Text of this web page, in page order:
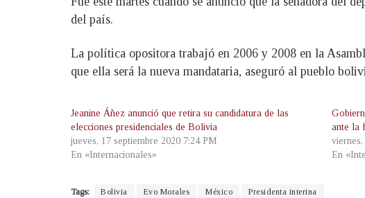
del país.
La política opositora trabajó en 2006 y 2008 en la
que ella será la nueva mandataria, aseguró al pueblo
Jeanine Áñez anunció que retira su candidatura de las
elecciones presidenciales de Bolivia
jueves, 17 septiembre 2020 7:24 PM
En «Internacionales»
ante la
En
Tags: Bolivia Evo Morales México Presidenta interina